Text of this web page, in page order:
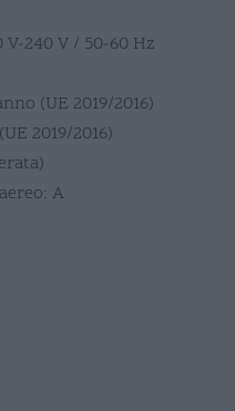
240 V / 50-60 Hz
(UE 2019/2016)
2019/2016)
A